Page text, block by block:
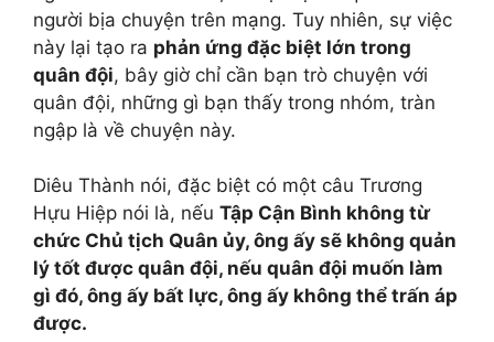
người bịa chuyện trên mạng. Tuy nhiên, sự việc
này lại tạo ra phản ứng đặc biệt lớn trong
quân đội, bây giờ chỉ cần bạn trò chuyện với
quân đội, những gì bạn thấy trong nhóm, tràn
ngập là về chuyện này.
Diêu Thành nói, đặc biệt có một câu Trương
Hựu Hiệp nói là, nếu Tập Cận Bình không từ
chức Chủ tịch Quân ủy, ông ấy sẽ không quản
lý tốt được quân đội, nếu quân đội muốn làm
gì đó, ông ấy bất lực, ông ấy không thể trấn áp
được.